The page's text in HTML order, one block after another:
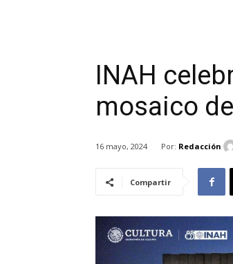
INAH
mosaico
16 mayo, 2024 Por: Redacción
Compartir